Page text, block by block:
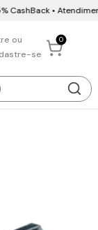
CashBack •
ou
se
0